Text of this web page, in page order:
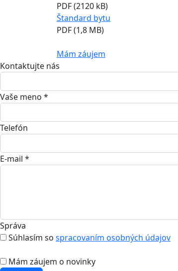
PDF (2120 kB)
Štandard bytu
PDF (1,8 MB)
Mám záujem
Kontaktujte nás
Vaše meno *
Telefón
E-mail *
Správa
Súhlasím so spracovaním osobných údajov
Mám záujem o novinky